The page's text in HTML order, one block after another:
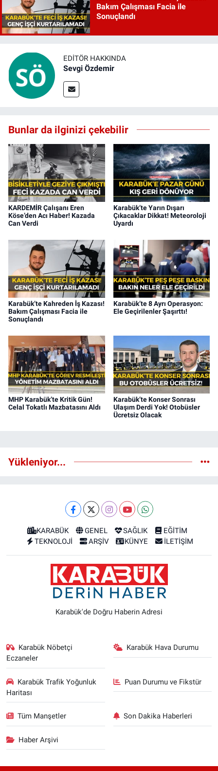
Bakım Çalışması Facia ile
Sonuçlandı
EDITÖR HAKKINDA
Sevgi Özdemir
Bunlar da ilginizi çekebilir
KARDEMİR Çalışanı Eren
Köse’den Acı Haber! Kazada
Can Verdi
Karabük’te Yarın Dışarı
Çıkacaklar Dikkat! Meteoroloji
Uyardı
Karabük’te Kahreden İş Kazası!
Bakım Çalışması Facia ile
Sonuçlandı
Karabük’te 8 Ayrı Operasyon:
Ele Geçirilenler Şaşırttı!
MHP Karabük’te Kritik Gün!
Celal Tokatlı Mazbatasını Aldı
Karabük’te Konser Sonrası
Ulaşım Derdi Yok! Otobüsler
Ücretsiz Olacak
Yükleniyor...
KARABÜK GENEL SAĞLIK
EĞİTİM
TEKNOLOJİ
ARŞİV KÜNYE İLETİŞİM
Karabük'de Doğru Haberin Adresi
Karabük Nöbetçi
Eczaneler
Karabük Hava Durumu
Karabük Trafik Yoğunluk
Haritası
Puan Durumu ve Fikstür
Tüm Manşetler Son Dakika Haberleri
Haber Arşivi